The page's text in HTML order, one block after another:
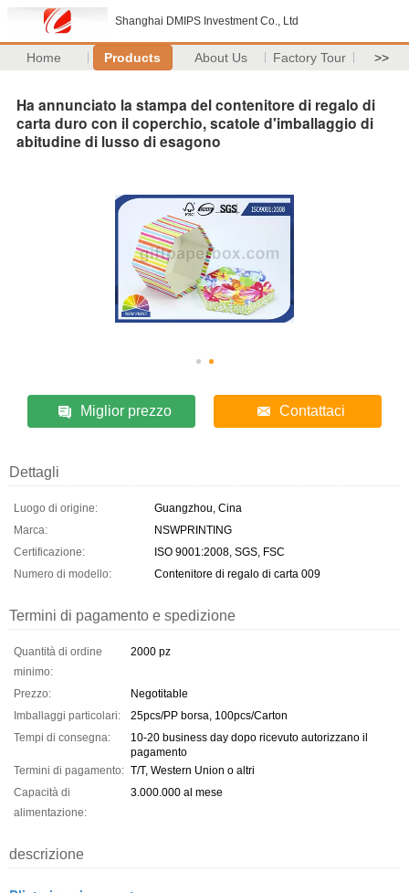
Shanghai DMIPS Investment Co., Ltd
Home Products About Us Factory Tour >>
Ha annunciato la stampa del contenitore di regalo di
carta duro con il coperchio, scatole d'imballaggio di
abitudine di lusso di esagono
Miglior prezzo Contattaci
Dettagli
Luogo di origine:
Guangzhou, Cina
Marca:
NSWPRINTING
Certificazione:
ISO 9001:2008, SGS, FSC
Numero di modello:
Contenitore di regalo di carta 009
Termini di pagamento e spedizione
Quantità di ordine
minimo:
2000 pz
Prezzo:
Negotitable
Imballaggi particolari:
25pcs/PP borsa, 100pcs/Carton
Tempi di consegna:
10-20 business day dopo ricevuto autorizzano il
pagamento
Termini di pagamento: T/T, Western Union o altri
Capacità di
alimentazione:
3.000.000 al mese
descrizione